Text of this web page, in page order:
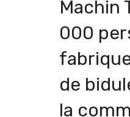
Machin
000
de
la